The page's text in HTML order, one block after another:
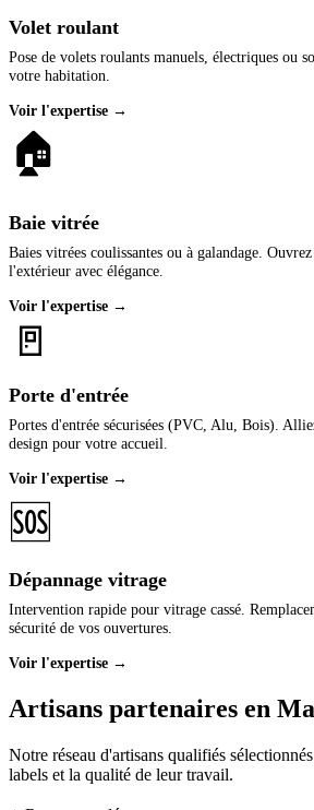
Volet roulant
Pose de volets roulants manuels, électriques ou
votre habitation.
Voir l'expertise →
🏠
Baie vitrée
Baies vitrées coulissantes ou à galandage.
l'extérieur avec élégance.
Voir l'expertise →
🚪
Porte d'entrée
Portes d'entrée sécurisées (PVC, Alu, Bois).
design pour votre accueil.
Voir l'expertise →
🆘
Dépannage vitrage
Intervention rapide pour vitrage cassé.
sécurité de vos ouvertures.
Voir l'expertise →
Artisans partenaires en
Notre réseau d'artisans qualifiés
labels et la qualité de leur travail.